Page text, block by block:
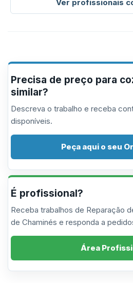
Ver profissionais
Precisa de preço para
similar?
Descreva o trabalho e receba
disponíveis.
Peça aqui o seu
É profissional?
Receba trabalhos de Reparação
de Chaminés e responda a
Área